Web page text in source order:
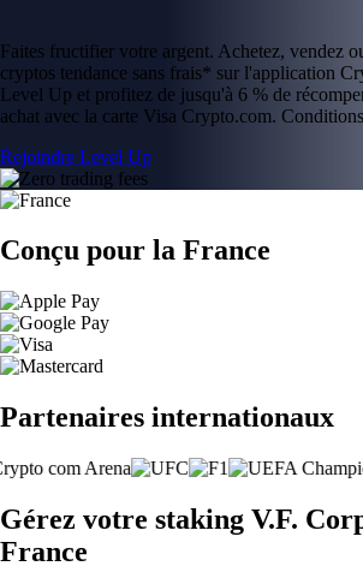
Faites fructifier votre argent. Achetez, vendez
cryptos tendance sans frais* sur l'application
Level Up et profitez de jusqu'à 6 % de
achat avec la carte Visa Crypto.com.
Rejoindre Level Up
Conçu pour la France
Partenaires internationaux
Gérez votre staking V.F.
France